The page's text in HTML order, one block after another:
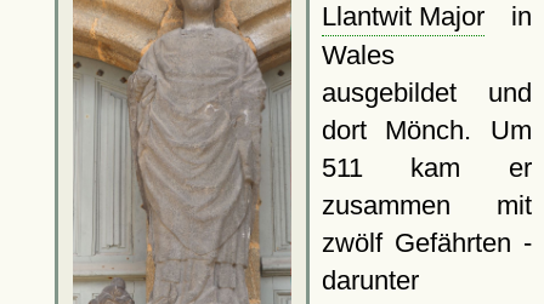
Llantwit Majorin
Wales
ausgebildet und
dort Mönch. Um
511 kam er
zusammen mit
zwölf Gefährten -
darunter